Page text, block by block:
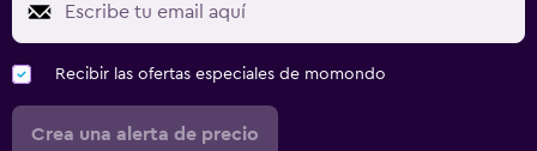
Recibir las ofertas especiales de momondo
Crea una alerta de precio